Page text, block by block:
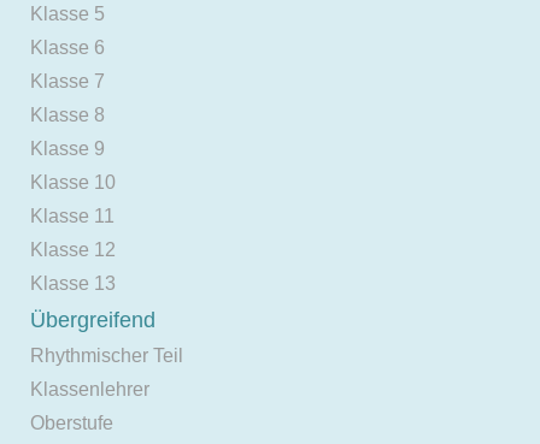
Klasse 5
Klasse 6
Klasse 7
Klasse 8
Klasse 9
Klasse 10
Klasse 11
Klasse 12
Klasse 13
Übergreifend
Rhythmischer Teil
Klassenlehrer
Oberstufe